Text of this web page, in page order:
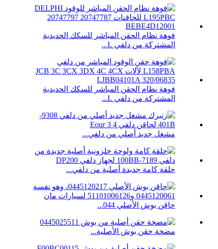
فوهة نظام الحقن المباشر للسكك الحديدية
المشتركة من دلفي L...
فوهة نظام الحقن المباشر للسكك الحديدية
المشتركة من دلفي L...
مشغل جديد أصلي من دلفي...
حلقة كامة جديدة أصلية من دلفي...
حاقن بوش الأصلي 044...
مضخة حقن بوش الأصلية...